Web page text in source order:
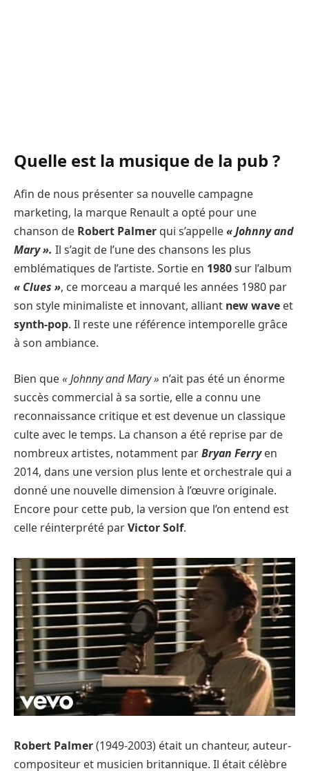
Quelle est la musique de la pub ?
Afin de nous présenter sa nouvelle campagne
marketing, la marque Renault a opté pour une
chanson de Robert Palmer qui s’appelle« Johnny and
Mary ». Il s’agit de l’une des chansons les plus
emblématiques de l’artiste. Sortie en 1980sur l’album
« Clues », ce morceau a marqué les années 1980 par
son style minimaliste et innovant, alliant new wave et
synth-pop. Il reste une référence intemporelle grâce
à son ambiance.
Bien que« Johnny and Mary » n’ait pas été un énorme
succès commercial à sa sortie, elle a connu une
reconnaissance critique et est devenue un classique
culte avec le temps. La chanson a été reprise par de
nombreux artistes, notamment parBryan Ferryen
2014, dans une version plus lente et orchestrale qui a
donné une nouvelle dimension à l’œuvre originale.
Encore pour cette pub, la version que l’on entend est
celle réinterprété parVictor Solf.
Robert Palmer(1949-2003) était un chanteur, auteur-
compositeur et musicien britannique. Il était célèbre